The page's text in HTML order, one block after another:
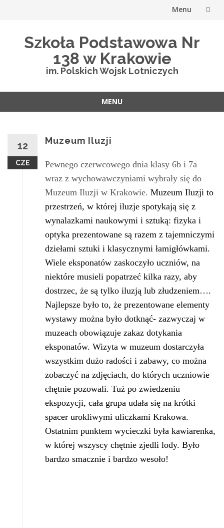
Menu
Szkoła Podstawowa Nr
138 w Krakowie
im. Polskich Wojsk Lotniczych
MENU
12
CZE
Muzeum Iluzji
Pewnego czerwcowego dnia klasy 6b i 7a
wraz z wychowawczyniami wybrały się do
Muzeum Iluzji w Krakowie. Muzeum Iluzji to
przestrzeń, w której iluzje spotykają się z
wynalazkami naukowymi i sztuką: fizyka i
optyka prezentowane są razem z tajemniczymi
dziełami sztuki i klasycznymi łamigłówkami.
Wiele eksponatów zaskoczyło uczniów, na
niektóre musieli popatrzeć kilka razy, aby
dostrzec, że są tylko iluzją lub złudzeniem….
Najlepsze było to, że prezentowane elementy
wystawy można było dotknąć- zazwyczaj w
muzeach obowiązuje zakaz dotykania
eksponatów. Wizyta w muzeum dostarczyła
wszystkim dużo radości i zabawy, co można
zobaczyć na zdjęciach, do których uczniowie
chętnie pozowali. Tuż po zwiedzeniu
ekspozycji, cała grupa udała się na krótki
spacer urokliwymi uliczkami Krakowa.
Ostatnim punktem wycieczki była kawiarenka,
w której wszyscy chętnie zjedli lody. Było
bardzo smacznie i bardzo wesoło!